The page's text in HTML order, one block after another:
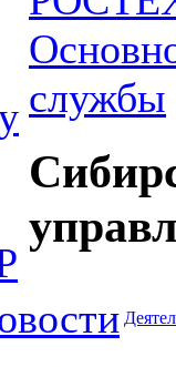
службы